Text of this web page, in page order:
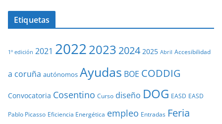
Etiquetas
1º edición 2021 20222023 2024 2025 Abril Accesibilidad
a coruña autónomos Ayudas BOE CODDIG
Convocatoria Cosentino Curso diseño DOG EASD EASD
Pablo Picasso Eficiencia Energética empleo Entradas Feria